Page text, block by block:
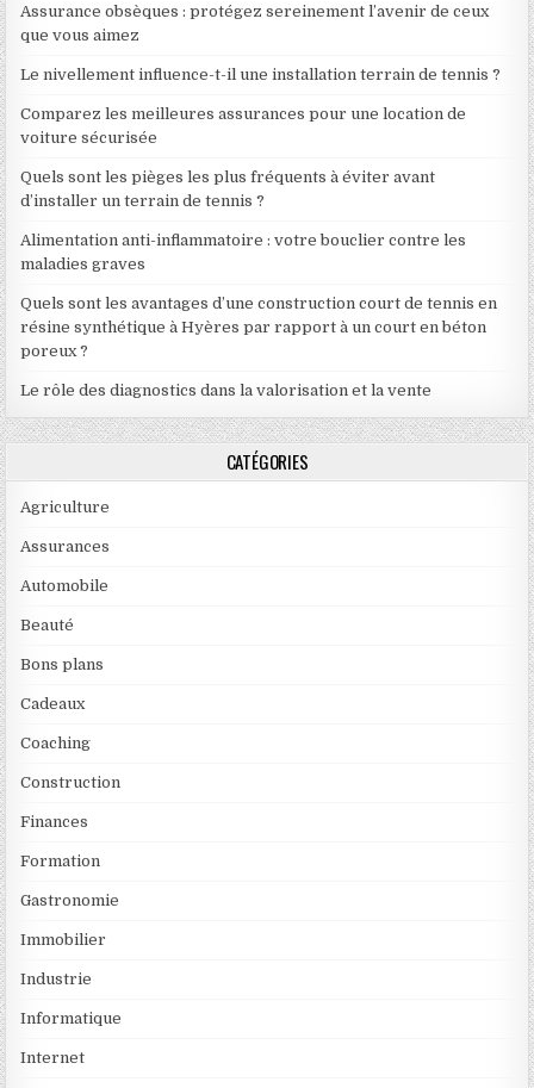
Assurance obsèques : protégez sereinement l’avenir de ceux
que vous aimez
Le nivellement influence-t-il une installation terrain de tennis ?
Comparez les meilleures assurances pour une location de
voiture sécurisée
Quels sont les pièges les plus fréquents à éviter avant
d’installer un terrain de tennis ?
Alimentation anti-inflammatoire : votre bouclier contre les
maladies graves
Quels sont les avantages d’une construction court de tennis en
résine synthétique à Hyères par rapport à un court en béton
poreux ?
Le rôle des diagnostics dans la valorisation et la vente
CATÉGORIES
Agriculture
Assurances
Automobile
Beauté
Bons plans
Cadeaux
Coaching
Construction
Finances
Formation
Gastronomie
Immobilier
Industrie
Informatique
Internet